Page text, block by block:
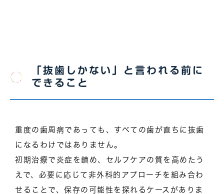
「抜歯しかない」と言われる前に
できること
重度の歯周病であっても、すべての歯が直ちに抜歯
になるわけではありません。
初期治療で炎症を鎮め、セルフケアの質を高めたう
えで、必要に応じて非外科的アプローチを組み合わ
せることで、保存の可能性を探れるケースがありま